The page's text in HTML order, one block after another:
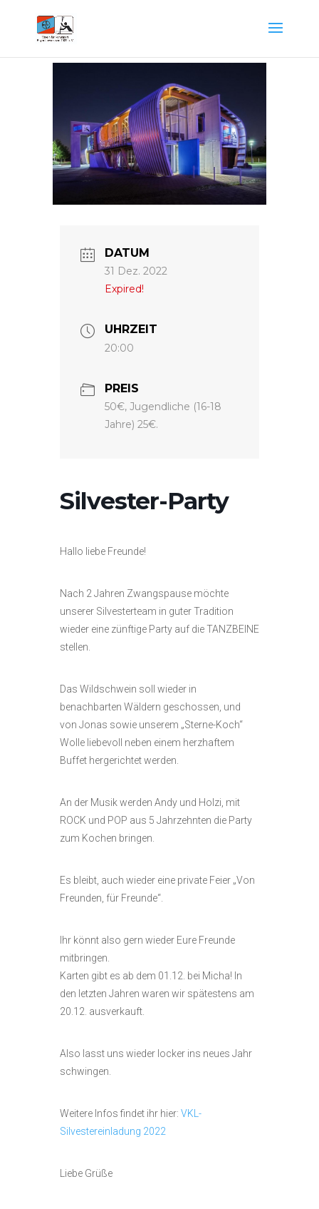
DATUM
31 Dez. 2022
Expired!
UHRZEIT
20:00
PREIS
50€, Jugendliche (16-18
Jahre) 25€.
Silvester-Party
Hallo liebe Freunde!
Nach 2 Jahren Zwangspause möchte
unserer Silvesterteam in guter Tradition
wieder eine zünftige Party auf die TANZBEINE
stellen.
Das Wildschwein soll wieder in
benachbarten Wäldern geschossen, und
von Jonas sowie unserem „Sterne-Koch“
Wolle liebevoll neben einem herzhaftem
Buffet hergerichtet werden.
An der Musik werden Andy und Holzi, mit
ROCK und POP aus 5 Jahrzehnten die Party
zum Kochen bringen.
Es bleibt, auch wieder eine private Feier „Von
Freunden, für Freunde“.
Ihr könnt also gern wieder Eure Freunde
mitbringen.
Karten gibt es ab dem 01.12. bei Micha! In
den letzten Jahren waren wir spätestens am
20.12. ausverkauft.
Also lasst uns wieder locker ins neues Jahr
schwingen.
Weitere Infos findet ihr hier: VKL-
Silvestereinladung 2022
Liebe Grüße